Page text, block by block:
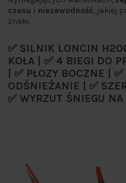
czasu i niezawodność, jakiej
znaki.
✅ SILNIK LONCIN
KOŁA | ✅ 4 BIEGI DO
| ✅ PŁOZY BOCZNE |
ODŚNIEŻANIE | ✅
✅ WYRZUT ŚNIEGU NA